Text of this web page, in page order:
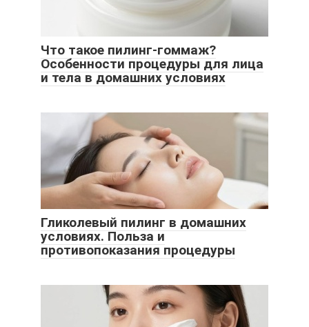
Что такое пилинг-гоммаж?
Особенности процедуры для лица
и тела в домашних условиях
Гликолевый пилинг в домашних
условиях. Польза и
противопоказания процедуры